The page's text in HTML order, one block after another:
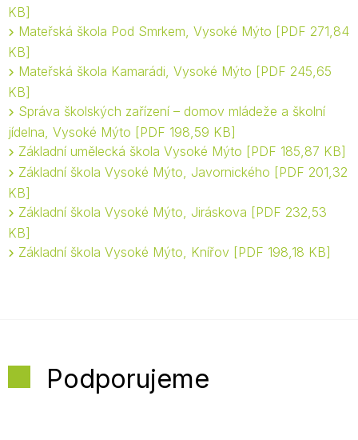
KB
Mateřská škola Pod Smrkem, Vysoké Mýto
PDF 271,84
KB
Mateřská škola Kamarádi, Vysoké Mýto
PDF 245,65
KB
Správa školských zařízení – domov mládeže a školní
jídelna, Vysoké Mýto
PDF 198,59 KB
Základní umělecká škola Vysoké Mýto
PDF 185,87 KB
Základní škola Vysoké Mýto, Javornického
PDF 201,32
KB
Základní škola Vysoké Mýto, Jiráskova
PDF 232,53
KB
Základní škola Vysoké Mýto, Knířov PDF 198,18 KB
Podporujeme